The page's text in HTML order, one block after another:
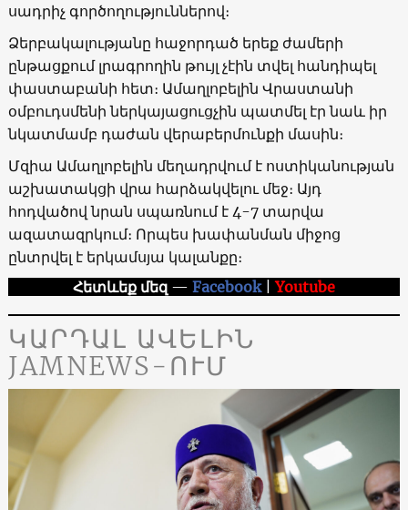
սադրիչ գործողություններով։
Ձերբակալությանը հաջորդած երեք ժամերի
ընթացքում լրագրողին թույլ չէին տվել հանդիպել
փաստաբանի հետ։ Ամաղլոբելին Վրաստանի
օմբուդսմենի ներկայացուցչին պատմել էր նաև իր
նկատմամբ դաժան վերաբերմունքի մասին։
Մզիա Ամաղլոբելին մեղադրվում է ոստիկանության
աշխատակցի վրա հարձակվելու մեջ։ Այդ
հոդվածով նրան սպառնում է 4-7 տարվա
ազատազրկում։ Որպես խափանման միջոց
ընտրվել է երկամսյա կալանքը։
Հետևեք մեզ — Facebook |Youtube
ԿԱՐԴԱԼ ԱՎԵԼԻՆ
JAMNEWS-ՈՒՄ